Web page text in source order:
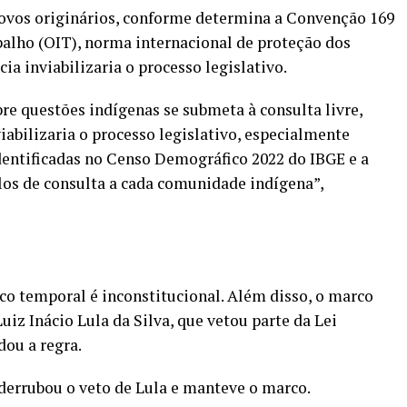
originários, conforme determina a Convenção 169
(OIT), norma internacional de proteção dos
inviabilizaria o processo legislativo.
questões indígenas se submeta à consulta livre,
o processo legislativo, especialmente
no Censo Demográfico 2022 do IBGE e a
de consulta a cada comunidade indígena”,
temporal é inconstitucional. Além disso, o marco
Inácio Lula da Silva, que vetou parte da Lei
a regra.
o veto de Lula e manteve o marco.